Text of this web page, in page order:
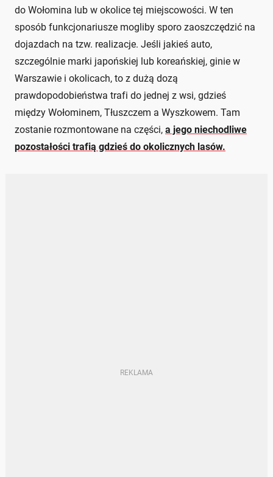
do Wołomina lub w okolice tej miejscowości. W ten
sposób funkcjonariusze mogliby sporo zaoszczędzić na
dojazdach na tzw. realizacje. Jeśli jakieś auto,
szczególnie marki japońskiej lub koreańskiej, ginie w
Warszawie i okolicach, to z dużą dozą
prawdopodobieństwa trafi do jednej z wsi, gdzieś
między Wołominem, Tłuszczem a Wyszkowem. Tam
zostanie rozmontowane na części, a jego niechodliwe
pozostałości trafią gdzieś do okolicznych lasów.